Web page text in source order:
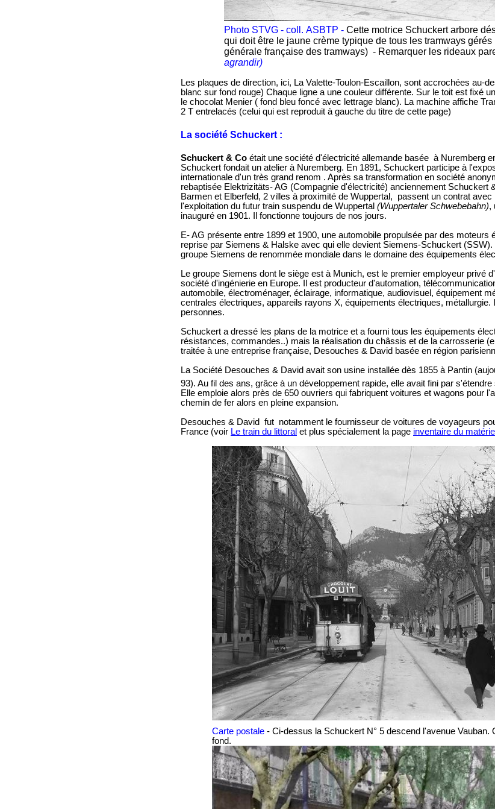
Photo STVG - coll. ASBTP - Cette motrice Schuckert arbore
qui doit être le jaune crème typique de tous les tramways
générale française des tramways) - Remarquer les rideaux
agrandir)
Les plaques de direction, ici, La Valette-Toulon-Escaillon, sont accrochées au-
blanc sur fond rouge) Chaque ligne a une couleur différente. Sur le toit est fixé
le chocolat Menier ( fond bleu foncé avec lettrage blanc). La machine affiche
2 T entrelacés (celui qui est reproduit à gauche du titre de cette page)
La société Schuckert :
Schuckert & Co était une société d'électricité allemande basée à Nuremberg
Schuckert fondait un atelier à Nuremberg. En 1891, Schuckert participe à
internationale d'un très grand renom . Après sa transformation en société
rebaptisée Elektrizitäts- AG (Compagnie d'électricité) anciennement Schuckert
Barmen et Elberfeld, 2 villes à proximité de Wuppertal, passent un contrat
l'exploitation du futur train suspendu de Wuppertal (Wuppertaler Schwebebahn),
inauguré en 1901. Il fonctionne toujours de nos jours.
E- AG présente entre 1899 et 1900, une automobile propulsée par des moteurs
reprise par Siemens & Halske avec qui elle devient Siemens-Schuckert
groupe Siemens de renommée mondiale dans le domaine des équipements
Le groupe Siemens dont le siège est à Munich, est le premier employeur privé
société d'ingénierie en Europe. Il est producteur d'automation,
automobile, électroménager, éclairage, informatique, audiovisuel, équipement
centrales électriques, appareils rayons X, équipements électriques, métallurgie.
personnes.
Schuckert a dressé les plans de la motrice et a fourni tous les équipements
résistances, commandes..) mais la réalisation du châssis et de la carrosserie
traitée à une entreprise française, Desouches & David basée en région
La Société Desouches & David avait son usine installée dès 1855 à Pantin
93). Au fil des ans, grâce à un développement rapide, elle avait fini par s'étendre
Elle emploie alors près de 650 ouvriers qui fabriquent voitures et wagons pour
chemin de fer alors en pleine expansion.
Desouches & David fut notamment le fournisseur de voitures de voyageurs
France (voir Le train du littoral et plus spécialement la page inventaire du
Carte postale - Ci-dessus la Schuckert N° 5 descend l'avenue Vauban.
fond.